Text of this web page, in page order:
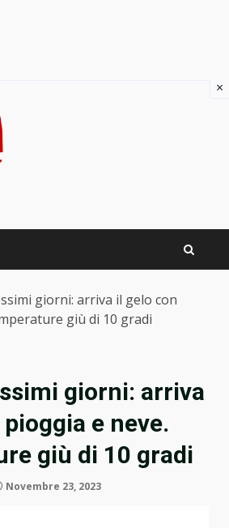
giorni: arriva il gelo con
giù di 10 gradi
giorni: arriva
e neve.
giù di 10 gradi
Novembre 23, 2023
×